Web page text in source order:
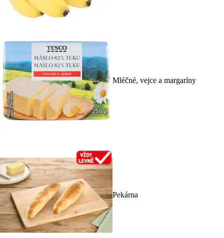
Mléčné, vejce a margaríny
Pekárna